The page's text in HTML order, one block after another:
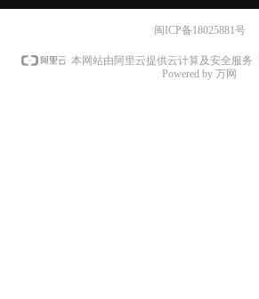
闽ICP备18025881号
本网站由阿里云提供云计算及安全服务
Powered by 万网